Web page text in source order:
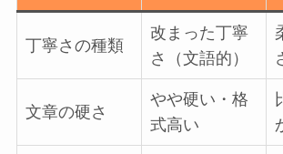
丁寧さの種類
改まった丁寧
さ（文語的）
文章の硬さ
やや硬い・格
式高い